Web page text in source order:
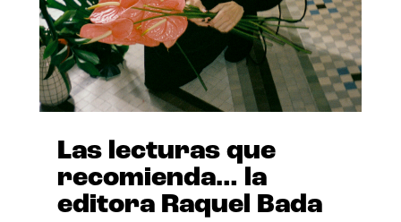
Las lecturas que
recomienda… la
editora Raquel Bada